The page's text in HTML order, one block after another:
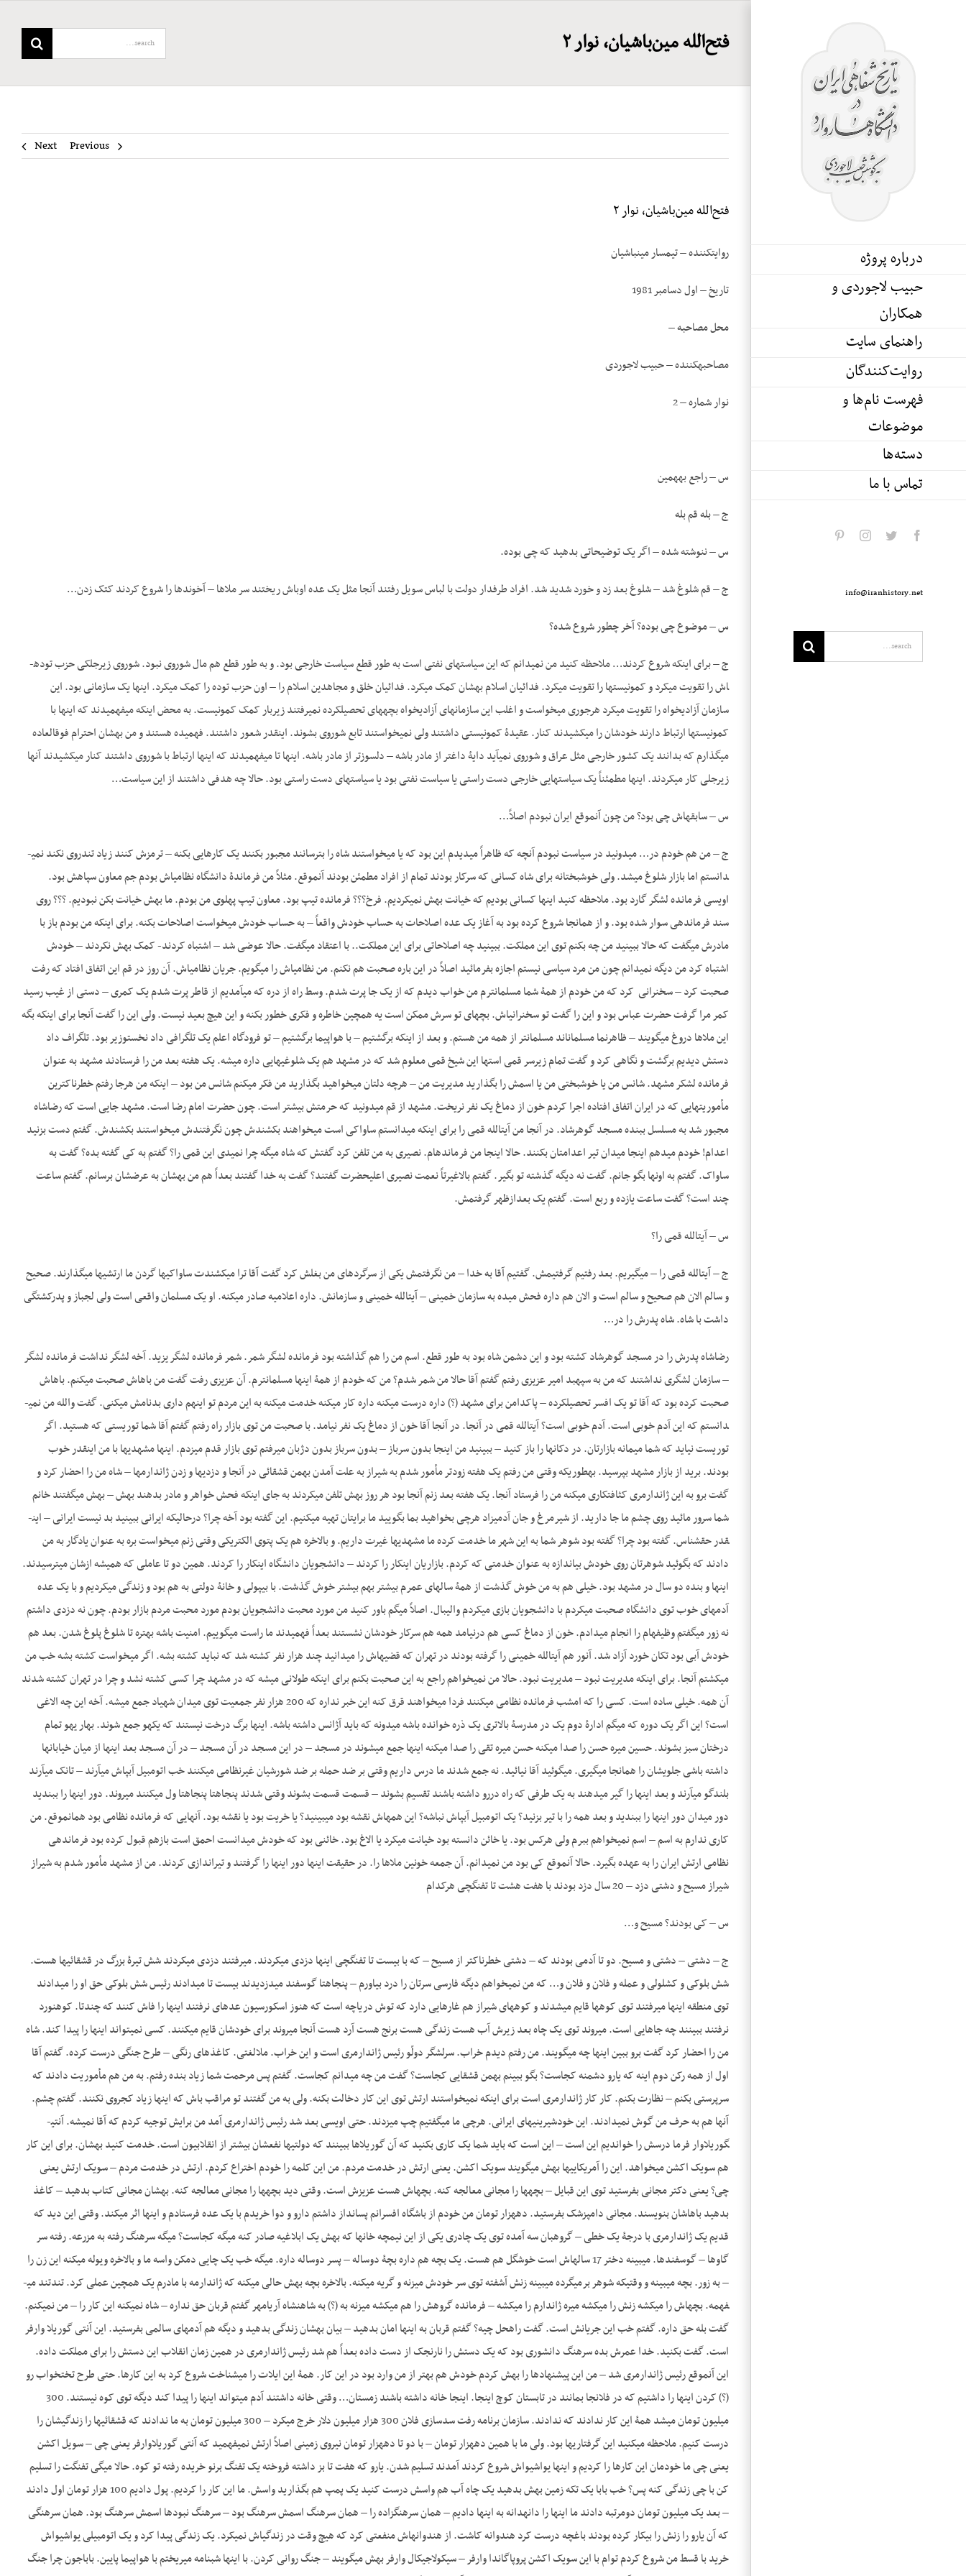
درباره پروژه
حبیب لاجوردی و
همکاران
راهنمای سایت
روایت‌کنندگان
فهرست نام‌ها و
موضوعات
دسته‌ها
تماس با ما
facebook
twitter
instagram
info@iranhistory.net
فتح‌الله مین‌باشیان، نوار ۲
Search
for:
Previous
Next
فتح‌الله مین‌باشیان، نوار ۲
روایت­کننده – تیمسار مین­باشیان
تاریخ – اول دسامبر 1981
محل مصاحبه –
مصاحبه­کننده – حبیب لاجوردی
نوار شماره – 2
س – راجع به­همین
ج – بله قم بله
س – ننوشته شده – اگر یک توضیحاتی بدهید که چی بوده.
ج – قم شلوغ شد – شلوغ بعد زد و خورد شدید شد. افراد طرف­دار دولت با لباس سویل رفتند آن‎جا مثل یک عده اوباش ریختند سر ملاها – آخوندها را شروع کردند کتک زدن…
س – موضوع چی بوده؟ آخر چطور شروع شده؟
ج – برای این‎که شروع کردند… ملاحظه کنید من نمی­دانم که این سیاست­های نفتی است به طور قطع سیاست خارجی بود. و به طور قطع هم مال شوروی نبود. شوروی زیرجلکی حزب توده­
اش را تقویت می­کرد و کمونیست­ها را تقویت می­کرد. فدائیان اسلام بهشان کمک می­کرد. فدائیان خلق و مجاهدین اسلام را – اون حزب توده را کمک می­کرد. این‎‎ها یک سازمانی بود. این
سازمان آزادی­خواه را تقویت می­کرد هرجوری می­خواست و اغلب این سازمان‎های آزادی­خواه بچه­های تحصیل‎کرده نمی­رفتند زیربار کمک کمونیست. به محض این‎که می­فهمیدند که این‎‎ها با
کمونیست­ها ارتباط دارند خودشان را می­کشیدند کنار. عقیدۀ کمونیستی داشتند ولی نمی­خواستند تابع شوروی بشوند. این­قدر شعور داشتند. فهمیده هستند و من بهشان احترام فوق­العاده
می­گذارم که بدانند یک کشور خارجی مثل عراق و شوروی نمی­آید دایۀ داغتر از مادر باشه – دلسوزتر از مادر باشه. این‎‎ها تا می­فهمیدند که این‎‎ها ارتباط با شوروی داشتند کنار می­کشیدند آن‎ها
زیرجلی کار می­کردند. این‎‎ها مطمئناً یک سیاست­هایی خارجی دست راستی یا سیاست نفتی بود یا سیاست­های دست راستی بود. حالا چه هدفی داشتند از این سیاست…
س – سابقه­اش چی بود؟ من چون آن­موقع ایران نبودم اصلاً…
ج – من هم خودم در… می­دونید در سیاست نبودم آنچه که ظاهراً می­دیدم این بود که یا می­خواستند شاه را بترسانند مجبور بکنند یک کارهایی بکنه – ترمزش کنند زیاد تندروی نکند نمی­
دانستم اما بازار شلوغ می­شد. ولی خوشبختانه برای شاه کسانی که سرکار بودند تمام از افراد مطمئن بودند آن­موقع. مثلاً من فرماندۀ دانشگاه نظامی­اش بودم جم معاون سپاهش بود.
اویسی فرمانده لشگر گارد بود. ملاحظه کنید این‎‎ها کسانی بودیم که خیانت بهش نمی­کردیم. فرخ؟؟؟ فرمانده تیپ بود. معاون تیپ پهلوی من بودم. ما بهش خیانت بکن نبودیم. ؟؟؟ روی
سند فرماندهی سوار شده بود. و از همان‎جا شروع کرده بود به آغاز یک عده اصلاحات به حساب خودش واقعاً – به حساب خودش می­خواست اصلاحات بکنه. برای این‎که من بودم باز با
مادرش می­گفت که حالا ببینید من چه بکنم توی این مملکت. ببینید چه اصلاحاتی برای این مملکت.. با اعتقاد می­گفت. حالا عوضی شد – اشتباه کردند- کمک بهش نکردند – خودش
اشتباه کرد من دیگه نمی­دانم چون من مرد سیاسی نیستم اجازه بفرمائید اصلاً در این باره صحبت هم نکنم. من نظامی­اش را می­گویم. جریان نظامی­اش. آن روز در قم این اتفاق افتاد که رفت
صحبت کرد – سخنرانی کرد که من خودم از همۀ شما مسلمان­ترم من خواب دیدم که از یک جا پرت شدم. وسط راه از دره که می­آمدیم از قاطر پرت شدم یک کمری – دستی از غیب رسید
کمر مرا گرفت حضرت عباس بود و این را گفت تو سخنرانی‎اش. بچه­ای تو سرش ممکن است یه همچین خاطره و فکری خطور بکنه و این هیچ بعید نیست. ولی این را گفت آن‎جا برای این‎که بگه
این ملاها دروغ می­گویند – ظاهرنما مسلمان­اند مسلمان­تر از همه من هستم. و بعد از این‎که برگشتیم – با هواپیما برگشتیم – تو فرودگاه اعلم یک تلگرافی داد نخست­وزیر بود. تلگراف داد
دستش دیدیم برگشت و نگاهی کرد و گفت تمام زیرسر قمی است­ها این شیخ قمی معلوم شد که در مشهد هم یک شلوغی­هایی داره میشه. یک هفته بعد من را فرستادند مشهد به عنوان
فرمانده لشکر مشهد. شانس من یا خوشبختی من یا اسمش را بگذارید مدیریت من – هرچه دلتان می­خواهید بگذارید من فکر می­کنم شانس من بود – این‎که من هرجا رفتم خطرناک­ترین
مأموریت­هایی که در ایران اتفاق افتاده اجرا کردم خون از دماغ یک نفر نریخت. مشهد از قم می­دونید که حرمتش بیشتر است. چون حضرت امام رضا است. مشهد جایی است که رضاشاه
مجبور شد به مسلسل ببنده مسجد گوهرشاد. در آن‎جا من آیت­الله قمی را برای این‎که می­دانستم ساواکی است می­خواهند بکشندش چون نگرفتندش می­خواستند بکشندش. گفتم دست بزنید
اعدام! خودم می­دهم این‎جا میدان تیر اعدام­تان بکنند. حالا این‎جا من فرمانده­ام. نصیری به من تلفن کرد گفتش که شاه می­گه چرا نمی­دی این قمی را؟ گفتم به کی گفته بده؟ گفت به
ساواک. گفتم به اون­ها بگو جانم. گفت نه دیگه گذشته تو بگیر. گفتم بالاغیرتاً نعمت نصیری اعلی‏حضرت گفتند؟ گفت به خدا گفتند بعداً هم من بهشان به عرضشان برسانم. گفتم ساعت
چند است؟ گفت ساعت یازده و ربع است. گفتم یک بعدازظهر گرفتمش.
س – آیت­الله قمی را؟
ج – آیت­الله قمی را – می­گیریم. بعد رفتیم گرفتیمش. گفتیم آقا به خدا – من نگرفتمش یکی از سرگردهای من بغلش کرد گفت آقا ترا می­کشندت ساواکی­ها گردن ما ارتشی­ها می­گذارند. صحیح
و سالم الان هم صحیح و سالم است و الان هم داره فحش می­ده به سازمان خمینی – آیت­الله خمینی و سازمانش. داره اعلامیه صادر می­کنه. او یک مسلمان واقعی است ولی لجباز و پدرکشتگی
داشت با شاه. شاه پدرش را در…
رضاشاه پدرش را در مسجد گوهرشاد کشته بود و این دشمن شاه بود به طور قطع. اسم من را هم گذاشته بود فرمانده لشگر شمر. شمر فرمانده لشگر یزید. آخه لشگر نداشت فرمانده لشگر
– سازمان لشگری نداشتند که من به سپهبد امیر عزیزی رفتم گفتم آقا حالا من شمر شدم؟ من که خودم از همۀ این‎‎ها مسلمان­ترم. آن عزیزی رفت گفت من باهاش صحبت می­کنم. باهاش
صحبت کرده بود که آقا تو یک افسر تحصیلکرده – پاک­دامن برای مشهد (؟) داره درست می­کنه داره کار می­کنه خدمت می­کنه به این مردم تو این­هم داری بدنامش می­کنی. گفت والله من نمی­
دانستم که این آدم خوبی است. آدم خوبی است؟ آیت­الله قمی در آن‎جا. در آن‎جا آقا خون از دماغ یک نفر نیامد. با صحبت من توی بازار راه رفتم گفتم آقا شما توریستی که هستید. اگر
توریست نیاید که شما می­مانه بازارتان. در دکان‎ها را باز کنید – ببینید من این‎جا بدون سرباز – بدون سرباز بدون دژبان می­رفتم توی بازار قدم می­زدم. این‎‎ها مشهدی­ها با من این­قدر خوب
بودند. برید از بازار مشهد بپرسید. به­طوری­که وقتی من رفتم یک هفته زودتر مأمور شدم به شیراز به علت آمدن بهمن قشقائی در آن‎جا و دزدی­ها و زدن ژاندارم­ها – شاه من را احضار کرد و
گفت برو به این ژاندارمری کثافت­کاری می­کنه من را فرستاد آن‎جا. یک هفته بعد زنم آن‎جا بود هر روز بهش تلفن می­کردند به جای این‎که فحش خواهر و مادر بدهند بهش – بهش می­گفتند خانم
شما سرور مائید روی چشم ما جا دارید. از شیرمرغ و جان آدمیزاد هرچی بخواهید بما بگویید ما برایتان تهیه می­کنیم. این گفته بود آخه چرا؟ درحالی­که ایرانی ببینید بد نیست ایرانی – این­
قدر حق­شناس. گفته بود چرا؟ گفته بود شوهر شما به این شهر ما خدمت کرده ما مشهدی­ها غیرت داریم. و بالاخره هم یک پتوی الکتریکی وقتی زنم می­خواست بره به عنوان یادگار به من
دادند که بگوئید شوهرتان روی خودش بیاندازه به عنوان خدمتی که کردم. بازاریان این­کار را کردند – دانشجویان دانشگاه این­کار را کردند. همین دو تا عاملی که همیشه ازشان می­ترسیدند.
این‎‎ها و بنده دو سال در مشهد بود. خیلی هم به من خوش گذشت از همۀ سال­های عمرم بیشتر بهم بیشتر خوش گذشت. با بی­پولی و خانۀ دولتی به هم بود و زندگی می­کردیم و با یک عده
آدم­های خوب توی دانشگاه صحبت می­کردم با دانشجویان بازی می­کردم والیبال. اصلاً می­گم باور کنید من مورد محبت دانشجویان بودم مورد محبت مردم بازار بودم. چون نه دزدی داشتم
نه زور می­گفتم وظیفه­ام را انجام می­دادم. خون از دماغ کسی هم درنیامد همه هم سرکار خودشان نشستند بعداً فهمیدند ما راست می­گوییم. امنیت باشه بهتره تا شلوغ پلوغ شدن. بعد هم
خودش آبی بود تکان خورد آزاد شد. آن­ور هم آیت­الله خمینی را گرفته بودند در تهران که قضیه­اش را می­دانید چند هزار نفر کشته شد که نباید کشته بشه. اگر می­خواست کشته بشه خب من
می­کشتم آن‎جا. برای این‎که مدیریت نبود – مدیریت نبود. حالا من نمی­خواهم راجع به این صحبت بکنم برای این‎که طولانی می­شه که در مشهد چرا کسی کشته نشد و چرا در تهران کشته شدند
آن همه. خیلی ساده است. کسی را که امشب فرمانده نظامی می­کنند فردا می­خواهند قرق کنه این خبر نداره که 200 هزار نفر جمعیت توی میدان شهیاد جمع میشه. آخه این چه الاغی
است؟ این اگر یک دوره که می­گم ادارۀ دوم یک در مدرسۀ بالاتری یک ذره خوانده باشه می­دونه که باید آژانس داشته باشه. این‎‎ها برگ درخت نیستند که یکهو جمع شوند. بهار یهو تمام
درختان سبز بشوند. حسین می­ره حسن را صدا می­کنه حسن می­ره تقی را صدا می­کنه این‎‎ها جمع می­شوند در مسجد – در این مسجد در آن مسجد – در آن مسجد بعد این‎‎ها از میان خیابان‎ها
داشته باشی جلویشان را همان‎جا می­گیری. می­گوئید آقا نیائید. نه جمع شدند ما درس داریم وقتی بر ضد حمله بر ضد شورشیان غیرنظامی می­کنند خب اتومبیل آب­پاش می­آرند – تانک می­آرند
بلندگو می­آرند و بعد این‎‎ها را گیر می­دهند به یک طرفی که راه دررو داشته باشند تقسیم بشوند – قسمت قسمت بشوند وقتی شدند پنجاه­تا پنجاه­تا ول می­کنند می­روند. دور این‎‎ها را ببندید
دور میدان دور این‎‎ها را ببندید و بعد همه را با تیر بزنید؟ یک اتومبیل آب­پاش نباشه؟ این همه‎اش نقشه بود می­بینید؟ یا خریت بود یا نقشه بود. آن‎هایی که فرمانده نظامی بود همان­موقع. من
کاری ندارم به اسم – اسم نمی­خواهم ببرم ولی هرکس بود. یا خائن دانسته بود خیانت می­کرد یا الاغ بود. خائنی بود که خودش می­دانست احمق است بازهم قبول کرده بود فرماندهی
نظامی ارتش ایران را به عهده بگیرد. حالا آن­موقع کی بود من نمی­دانم. آن جمعه خونین ملاها را. در حقیقت این‎‎ها دور این‎‎ها را گرفتند و تیراندازی کردند. من از مشهد مأمور شدم به شیراز
شیراز مسیح و دشتی دزد – 20 سال دزد بودند با هفت هشت تا تفنگ­چی هرکدام
س – کی بودند؟ مسیح و…
ج – دشتی – دشتی و مسیح. دو تا آدمی بودند که – دشتی خطرناک­تر از مسیح – که با بیست تا تفنگ­چی این‎‎ها دزدی می­کردند. می­رفتند دزدی می­کردند شش تیرۀ بزرگ در قشقائی­ها هست.
شش بلوکی و کشلولی و عمله و فلان و فلان و… که من نمی­خواهم دیگه فارسی سرتان را درد بیاورم – پنجاه­تا گوسفند می­دزدیدند بیست تا می­دادند رئیس شش بلوکی حق او را می­دادند
توی منطقه این‎‎ها می­رفتند توی کوه­ها قایم می­شدند و کوه­های شیراز هم غارهایی دارد که توش دریاچه است که هنوز اسکورسیون عده­ای نرفتند این‎‎ها را فاش کنند که چندتا. کوهنورد
نرفتند ببینند چه جاهایی است. می­روند توی یک چاه بعد زیرش آب هست زندگی هست برنج هست آرد هست آن‎جا می­روند برای خودشان قایم می­کنند. کسی نمی­تواند این‎‎ها را پیدا کند. شاه
من را احضار کرد گفت برو ببین این‎‎ها چه می­گویند. من رفتم دیدم خراب. سرلشگر دولّو رئیس ژاندارمری است و این خراب. ملالغتی. کاغذهای رنگی – طرح جنگی درست کرده. گفتم آقا
اول از همه رکن دوم اینه که یارو دشمنه کجاست؟ بگو ببینم بهمن قشقایی کجاست؟ گفت من چه می­دانم کجاست. گفتم پس مرحمت شما زیاد بنده رفتم. به من هم مأموریت دادند که
سرپرستی بکنم – نظارت بکنم. کار کار ژاندارمری است برای این‎که نمی­خواستند ارتش توی این کار دخالت بکنه. ولی به من گفتند تو مراقب باش که این‎‎ها زیاد کج­روی نکنند. گفتم چشم.
آن‎ها هم به حرف من گوش نمی­دادند. این خودشیرینی­های ایرانی. هرچی ما می­گفتیم چپ می­زدند. حتی اویسی بعد شد رئیس ژاندارمری آمد من برایش توجیه کردم که آقا نمیشه. آنتی­
گوریلاوار فرما درسش را خواندیم این است – این است که باید شما یک کاری بکنید که آن گوریلاها ببینند که دولتی­ها نفعشان بیشتر از انقلابیون است. خدمت کنید بهشان. برای این کار
هم سویک اکشن می­خواهد. این را آمریکایی­ها بهش می­گویند سویک اکشن. یعنی ارتش در خدمت مردم. من این کلمه را خودم اختراع کردم. ارتش در خدمت مردم – سویک ارتش یعنی
چی؟ یعنی دکتر مجانی بفرستید توی این قبایل – بچه­ها را مجانی معالجه کنه. بچه­اش هست عزیزش است. وقتی دید بچه­ها را مجانی معالجه کنه. بهشان مجانی کتاب بدهید – کاغذ
بدهید باهاشان بنویسند. مجانی دامپزشک بفرستید. ده‎هزار تومان من خودم از باشگاه افسرانم پس­انداز داشتم دارو و دوا خریدم با یک عده فرستادم و این‎‎ها اثر می­کند. وقتی این دید که
قدیم یک ژاندارمری با درجۀ یک خطی – گروهبان سه آمده توی یک چادری یکی از این نیمچه خان‎ها که بهش یک ابلاغیه صادر کنه می­گه کجاست؟ میگه سرهنگ رفته به مزرعه. رفته سر
گاوها – گوسفندها. می­بینه دختر 17 ساله‎اش است خوشگل هم هست. یک بچه هم داره بچۀ دوساله – پسر دوساله داره. می­گه خب یک چایی دم­کن واسه ما و بالاخره ویوله می­کنه این زن را
– به زور. بچه می­بینه و وقتی­که شوهر برمی­گرده می­بینه زنش آشفته توی سر خودش می­زنه و گریه می­کنه. بالاخره بچه بهش حالی می­کنه که ژاندارمه با مادرم یک همچین عملی کرد. تندتند می­
فهمه. بچه­اش را می­کشه زنش را می­کشه میره ژاندارم را می­کشه – فرمانده گروهش را هم می­کشه می­زنه به (؟) به شاهنشاه آریامهر گفتم قربان حق نداره – شاه نمی­کنه این کار را – من نمی­کنم.
گفت بله حق داره. گفتم خب این جریانش است. گفت راه­حل چیه؟ گفتم قربان به این‎‎ها امان بدهید – بیان بهشان زندگی بدهید و دیگه هم آدم­های سالمی بفرستید. این آنتی گوریلا وارفر
است. گفت بکنید. خدا عمرش بده سرهنگ دانشوری بود که یک دستش را نارنجک از دست داده بعداً هم شد رئیس ژاندارمری در همین زمان انقلاب این دستش را برای مملکت داده.
این آن­موقع رئیس ژاندارمری شد – من این پیشنهادها را بهش کردم خودش هم بهتر از من وارد بود در این کار. همۀ این ایلات را می­شناخت شروع کرد به این کارها. حتی طرح تختخواب رو
(؟) کردن این‎‎ها را داشتیم که در فلان‎جا بمانند در تابستان کوچ این‎جا. این‎جا خانه داشته باشند زمستان… وقتی خانه داشتند آدم می­تواند این‎‎ها را پیدا کند دیگه توی کوه نیستند. 300
میلیون تومان می­شد همۀ این کار ندادند که ندادند. سازمان برنامه رفت سدسازی فلان 300 هزار میلیون دلار خرج می­کرد – 300 میلیون تومان به ما ندادند که قشقائی­ها را زندگی­شان را
درست کنیم. ملاحظه می­کنید این گرفتاری­ها بود. ولی ما با همین ده‎هزار تومان – با دو تا ده‎هزار تومان نیروی زمینی اصلاً ارتش نمی­فهمید که آنتی گوریلاوارفر یعنی چی – سویل اکشن
یعنی چی ما خودمان این کارها را کردیم و این‎‎ها یواش­یواش شروع کردند آمدند تسلیم شدن. یارو که هفت تا بز داشته فروخته یک تفنگ برنو خریده رفته تو کوه. حالا می­گی تفنگت را تسلیم
کن با چی زندگی کنه پس؟ خب بابا یک تکه زمین بهش بدهید یک چاه آب هم واسش درست کنید یک پمپ هم بگذارید واسش. ما این کار را کردیم. پول دادیم 100 هزار تومان اول دادند
– بعد یک میلیون تومان دومرتبه دادند ما این‎‎ها را دانه­دانه به این‎‎ها دادیم – همان سرهنگ‎زاده را – همان سرهنگ اسمش سرهنگ بود – سرهنگ نبودها اسمش سرهنگ بود. همان سرهنگی
که آن یارو را زنش را بیکار کرده بودند باغچه درست کرد هندوانه کاشت. از هندوانه‎اش منفعتی کرد که هیچ وقت در زندگی‎اش نمی­کرد. یک زندگی پیدا کرد و یک اتومبیلی یواش­یواش
خرید با قسط من شروع کردم توام با این سویک اکشن پروپاگاندا وارفر – سیکولاجیکال وارفر بهش می­گویند – جنگ روانی کردن. با این‎‎ها شب­نامه می­ریختم با هواپیما پایین. باباجون چرا جنگ